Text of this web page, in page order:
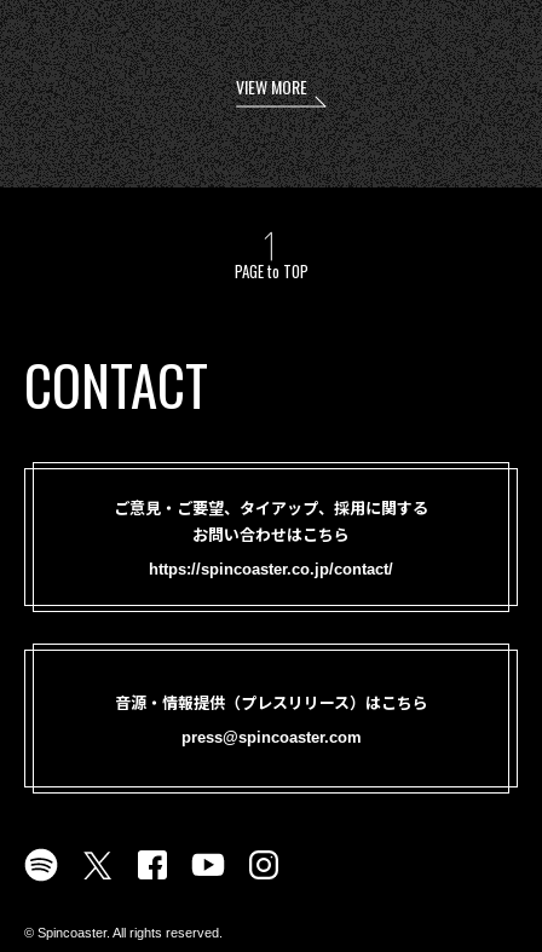
VIEW MORE
PAGE to TOP
CONTACT
ご意見・ご要望、タイアップ、採用に関する
お問い合わせはこちら
https://spincoaster.co.jp/contact/
音源・情報提供（プレスリリース）はこちら
press@spincoaster.com
©︎ Spincoaster. All rights reserved.